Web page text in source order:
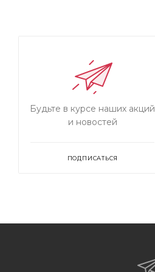
Будьте в курсе наших акций
и новостей
ПОДПИСАТЬСЯ